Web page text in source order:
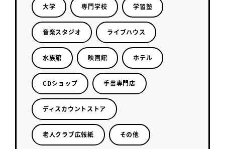
大学 専門学校 学習塾
音楽スタジオ ライブハウス
水族館 映画館 ホテル
CDショップ 手芸専門店
ディスカウントストア
老人クラブ広報紙 その他